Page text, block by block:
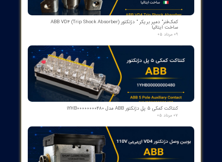
سایر ابزارهای مونیتورینگ، می‌توان سلامت دریچه و سیستم را به
صورت منظم بررسی کرد. پیشنهاد می‌شود این آزمایش‌ها به‌طور منظم
انجام شود تا از سلامت و کارکرد ایمن سیستم اطمینان حاصل گردد.
چه نکاتی در نگهداری و عیب‌یابی باید مد نظر باشد؟
پاسخ: نکات کلیدی شامل:
بررسی و نگهداری منبع هوای ابزار و خط لوله‌های پنوماتیک
برای نشتی
بررسی صحت بازخورد سفر و هم‌خوانی آن با موقعیت دریچه
در فرمان
دسترسی به کالیبراسیون
رجوع به مستندات فنی Emerson برای تنظیمات پیشرفته و
دستورات عیب‌یابی
رعایت ایمنی کار با تجهیزات فشار بالا و هوای ابزار